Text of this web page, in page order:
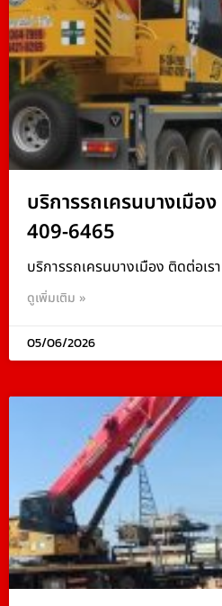
บริการรถเครนบางเมือ
409-6465
บริการรถเครนบางเมือง ติดต่อเร
ดูเพิ่มเติม »
05/06/2026